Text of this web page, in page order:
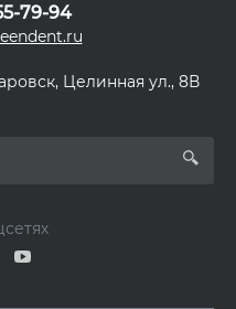
79-94
Целинная ул., 8В